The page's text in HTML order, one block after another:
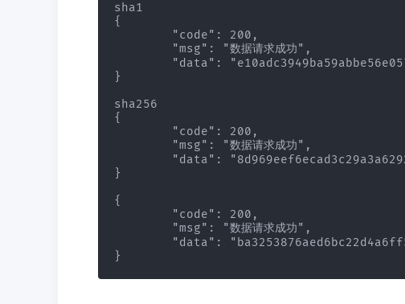
sha1
{
}
sha256
{
}
{
}